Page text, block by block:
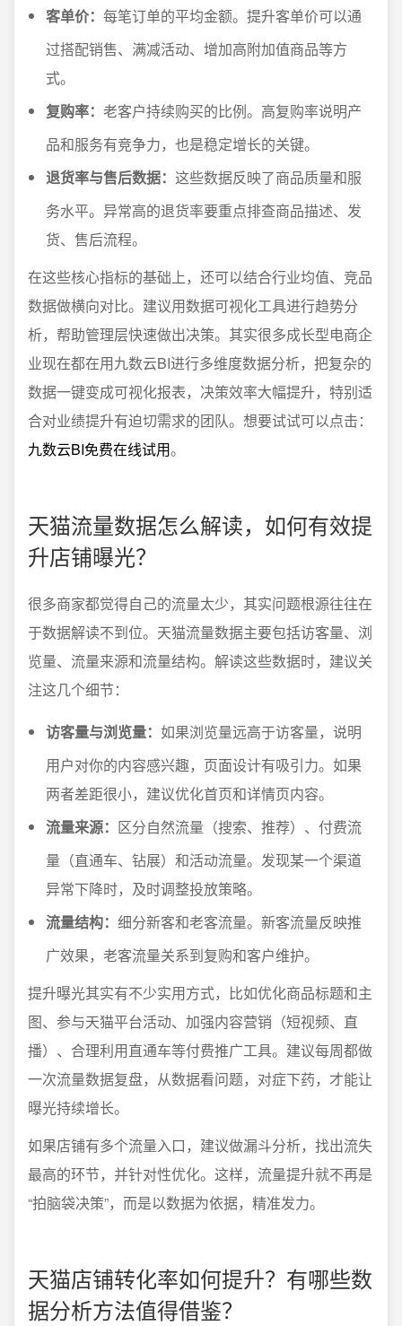
客单价： 每笔订单的平均金额。提升客单价可以通
过搭配销售、满减活动、增加高附加值商品等方
式。
复购率： 老客户持续购买的比例。高复购率说明产
品和服务有竞争力，也是稳定增长的关键。
退货率与售后数据： 这些数据反映了商品质量和服
务水平。异常高的退货率要重点排查商品描述、发
货、售后流程。
在这些核心指标的基础上，还可以结合行业均值、竞品
数据做横向对比。建议用数据可视化工具进行趋势分
析，帮助管理层快速做出决策。其实很多成长型电商企
业现在都在用九数云BI进行多维度数据分析，把复杂的
数据一键变成可视化报表，决策效率大幅提升，特别适
合对业绩提升有迫切需求的团队。想要试试可以点击：
九数云BI免费在线试用。
天猫流量数据怎么解读，如何有效提
升店铺曝光？
很多商家都觉得自己的流量太少，其实问题根源往往在
于数据解读不到位。天猫流量数据主要包括访客量、浏
览量、流量来源和流量结构。解读这些数据时，建议关
注这几个细节：
访客量与浏览量： 如果浏览量远高于访客量，说明
用户对你的内容感兴趣，页面设计有吸引力。如果
两者差距很小，建议优化首页和详情页内容。
流量来源： 区分自然流量（搜索、推荐）、付费流
量（直通车、钻展）和活动流量。发现某一个渠道
异常下降时，及时调整投放策略。
流量结构： 细分新客和老客流量。新客流量反映推
广效果，老客流量关系到复购和客户维护。
提升曝光其实有不少实用方式，比如优化商品标题和主
图、参与天猫平台活动、加强内容营销（短视频、直
播）、合理利用直通车等付费推广工具。建议每周都做
一次流量数据复盘，从数据看问题，对症下药，才能让
曝光持续增长。
如果店铺有多个流量入口，建议做漏斗分析，找出流失
最高的环节，并针对性优化。这样，流量提升就不再是
“拍脑袋决策”，而是以数据为依据，精准发力。
天猫店铺转化率如何提升？有哪些数
据分析方法值得借鉴？